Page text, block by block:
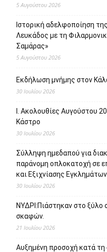
5 Αυγούστου 2026
Ιστορική αδελφοποίηση
Λευκάδος με τη
Σαμάρας»
5 Αυγούστου 2026
Εκδήλωση μνήμης στον
30 Ιουλίου 2026
Ι. Ακολουθίες Αυγούστου
Κάστρο
30 Ιουλίου 2026
Σύλληψη ημεδαπού για
παράνομη οπλοκατοχή σε
και Εξιχνίασης
30 Ιουλίου 2026
ΝΥΔΡΙ:Πιάστηκαν στο ξύλο
σκαφών.
21 Ιουλίου 2026
Αυξημένη προσοχή κατά τη